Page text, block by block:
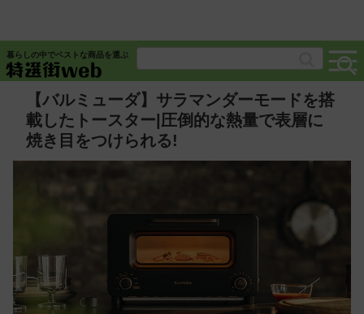
暮らしの中でベストな商品を選ぶ
【バルミューダ】サラマンダーモードを搭
載したトースター|圧倒的な熱量で表層に
焼き目をつけられる!